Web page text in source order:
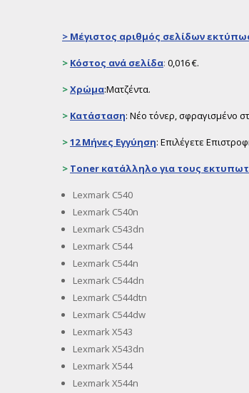
> Μέγιστος αριθμός σελίδων
> Κόστος ανά σελίδα: 0,016 €.
>Χρώμα:Ματζέντα.
> Κατάσταση: Νέο τόνερ, σφραγισμένο
>12 Μήνες Εγγύηση: Επιλέγετε
> Toner κατάλληλο για τους
Lexmark C540
Lexmark C540n
Lexmark C543dn
Lexmark C544
Lexmark C544n
Lexmark C544dn
Lexmark C544dtn
Lexmark C544dw
Lexmark X543
Lexmark X543dn
Lexmark X544
Lexmark X544n